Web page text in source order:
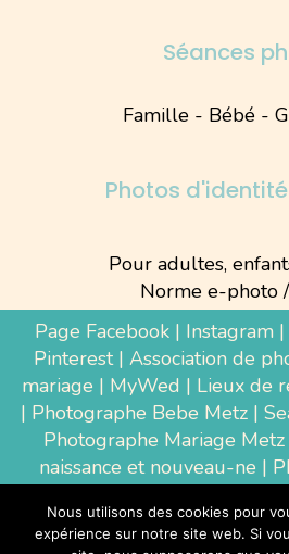
Séances
Famille - Bébé -
Photos
Pour adultes,
Norme e-photo
Page Facebook| Instagram|
Pinterest| Association de
mariage | MyWed | Lieux de
| Photographe Bebe Metz |
Photographe Mariage Metz
naissance et nouveau-ne |
Luxembourg|
Photographe
Nous utilisons des cookies pour
expérience sur notre site web. Si